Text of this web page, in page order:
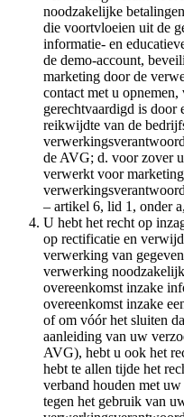
noodzakelijke
die voortvloeien uit de
informatie- en
de demo-account,
marketing door de
contact met u
gerechtvaardigd is door
reikwijdte van de
de AVG; d. voor zover
verwerkt voor
– artikel 6, lid 1, onder
U hebt het recht op
op rectificatie en
verwerking van
verwerking
overeenkomst inzake
overeenkomst inzake
of om vóór het sluiten
aanleiding van uw
AVG), hebt u ook het
hebt te allen tijde het
verband houden met
tegen het gebruik van